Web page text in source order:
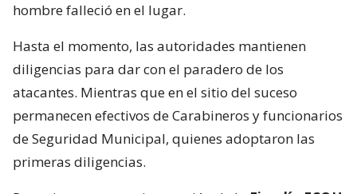
hombre falleció en el lugar.
Hasta el momento, las autoridades mantienen
diligencias para dar con el paradero de los
atacantes. Mientras que en el sitio del suceso
permanecen efectivos de Carabineros y funcionarios
de Seguridad Municipal, quienes adoptaron las
primeras diligencias.